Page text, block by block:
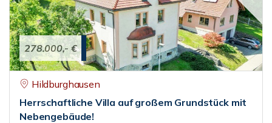
278.000,- €
Hildburghausen
Herrschaftliche Villa auf großem Grundstück mit
Nebengebäude!